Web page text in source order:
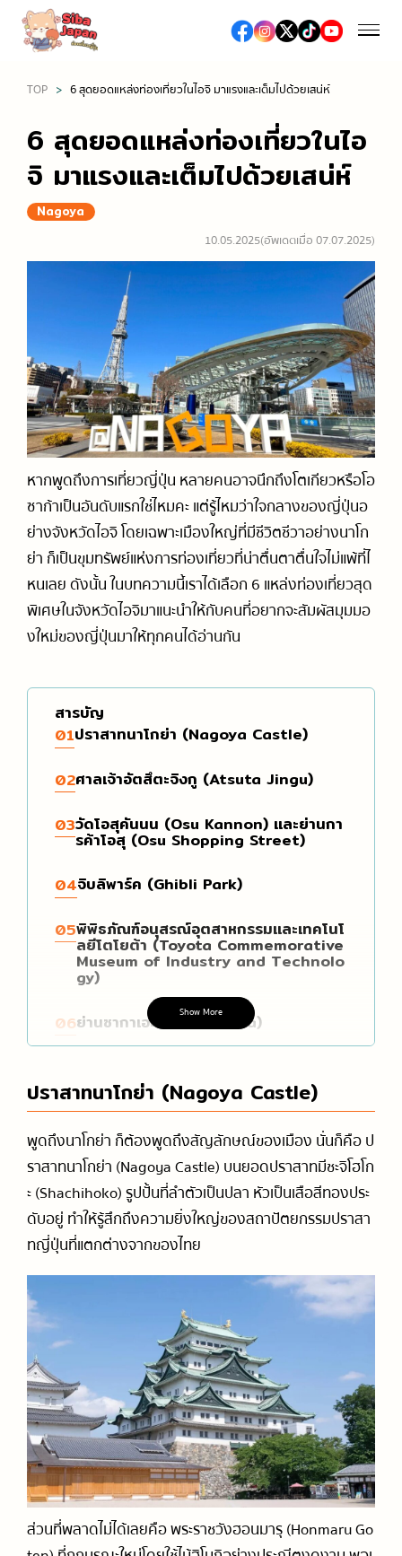
ฤดูใบไม้ผลิ (เทศกาลชมซากุระ / ดื่มมัทฉะ)
ฤดูร้อน (เทศกาลดอกไม้ไฟ / เที่ยวทะเล / งานเทศกาลต่าง
ๆ)
ฤดูหนาว (หิมะ / ออนเซ็น / เทศกาลประดับไฟ)
อาหารและร้านอาหาร
อาหารญี่ปุ่น
ซูชิ / เนื้อย่าง / ราเมง
ร้านอาหารหรู, ร้านอาหารระดับมิชลิน
สตรีทฟู้ด
ห้างสรรพสินค้าเอาท์เล็ต
ห้างสรรพสินค้า
ร้านขายยา / ร้านเครื่องสำอางค์
ร้านขายเครื่องใช้ไฟฟ้าและสินค้าปลอดภาษี
ร้านจำหน่ายการ์ตูนและสินค้าคาแรกเตอร์การ์ตูน
ร้านของฝาก
เที่ยว/ทำกิจกรรม
สถานที่ท่องเที่ยวทางธรรมชาติ
โรงแรม
ออนเซ็น / เรียวกัง
วัด / ศาลเจ้า / สถานที่ทางประวัติศาสตร์
สกี, สโนว์บอร์ด
สวนสนุก
เที่ยวญี่ปุ่นครั้งแรก
การเดินทางในญี่ปุ่น (รถไฟ / รถบัส)
รวมสำนวนภาษาญี่ปุ่นที่ใช้ได้จริง
แนะนำเกี่ยวกับมารยาทและวัฒนธรรม
TOP 6 สุดยอดแหล่งท่องเที่ยวในไอจิ มาแรงและเต็มไปด้วยเสน่ห์
6 สุดยอดแหล่งท่องเที่ยวในไอ
จิ มาแรงและเต็มไปด้วยเสน่ห์
Nagoya
10.05.2025(อัพเดตเมื่อ 07.07.2025)
หากพูดถึงการเที่ยวญี่ปุ่น หลายคนอาจนึกถึงโตเกียวหรือโอ
ซาก้าเป็นอันดับแรกใช่ไหมคะ แต่รู้ไหมว่าใจกลางของญี่ปุ่นอ
ย่างจังหวัดไอจิ โดยเฉพาะเมืองใหญ่ที่มีชีวิตชีวาอย่างนาโก
ย่า ก็เป็นขุมทรัพย์แห่งการท่องเที่ยวที่น่าตื่นตาตื่นใจไม่แพ้ที่ไ
หนเลย ดังนั้น ในบทความนี้เราได้เลือก 6 แหล่งท่องเที่ยวสุด
พิเศษในจังหวัดไอจิมาแนะนำให้กับคนที่อยากจะสัมผัสมุมมอ
งใหม่ของญี่ปุ่นมาให้ทุกคนได้อ่านกัน
สารบัญ
01ปราสาทนาโกย่า (Nagoya Castle)
02ศาลเจ้าอัตสึตะจิงกู (Atsuta Jingu)
03วัดโอสุคันนน (Osu Kannon) และย่านกา
รค้าโอสุ (Osu Shopping Street)
04จิบลิพาร์ค (Ghibli Park)
05พิพิธภัณฑ์อนุสรณ์อุตสาหกรรมและเทคโนโ
ลยีโตโยต้า (Toyota Commemorative
Museum of Industry and Technolo
gy)
06ย่านซากาเอะ (Sakae Area)
Show More
ปราสาทนาโกย่า (Nagoya Castle)
พูดถึงนาโกย่า ก็ต้องพูดถึงสัญลักษณ์ของเมือง นั่นก็คือ ป
ราสาทนาโกย่า (Nagoya Castle) บนยอดปราสาทมีชะจิโฮโก
ะ (Shachihoko) รูปปั้นที่ลำตัวเป็นปลา หัวเป็นเสือสีทองประ
ดับอยู่ ทำให้รู้สึกถึงความยิ่งใหญ่ของสถาปัตยกรรมปราสา
ทญี่ปุ่นที่แตกต่างจากของไทย
ส่วนที่พลาดไม่ได้เลยคือ พระราชวังฮอนมารุ (Honmaru Go